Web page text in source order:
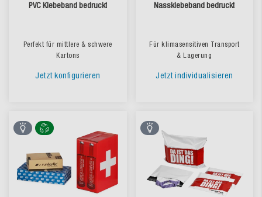
PVC Klebeband bedruckt
Perfekt für mittlere & schwere
Kartons
Jetzt konfigurieren
Nassklebeband bedruckt
Für klimasensitiven Transport
& Lagerung
Jetzt individualisieren